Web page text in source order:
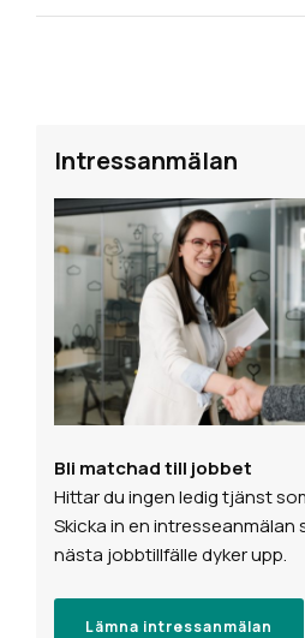
Intressanmälan
Bli matchad till jobbet
Hittar du ingen ledig tjänst
Skicka in en intresseanmälan
nästa jobbtillfälle dyker upp.
Lämna intressanmälan